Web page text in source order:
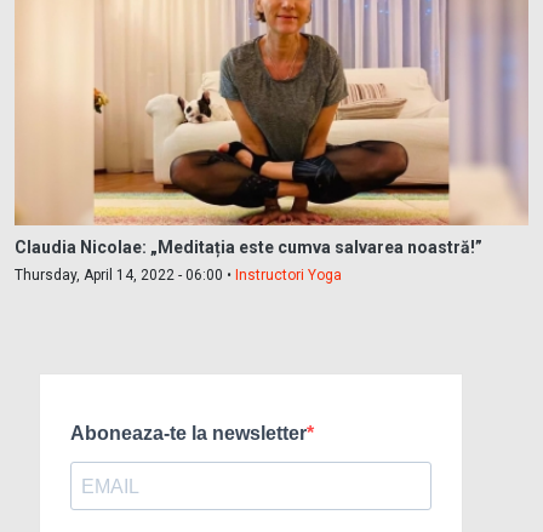
Claudia Nicolae: „Meditația este cumva salvarea noastră!”
Thursday, April 14, 2022 - 06:00 • Instructori Yoga